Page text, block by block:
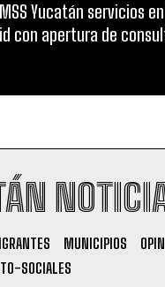
Yucatán servicios
con apertura de
MUNICIPIOS
SOCIALES